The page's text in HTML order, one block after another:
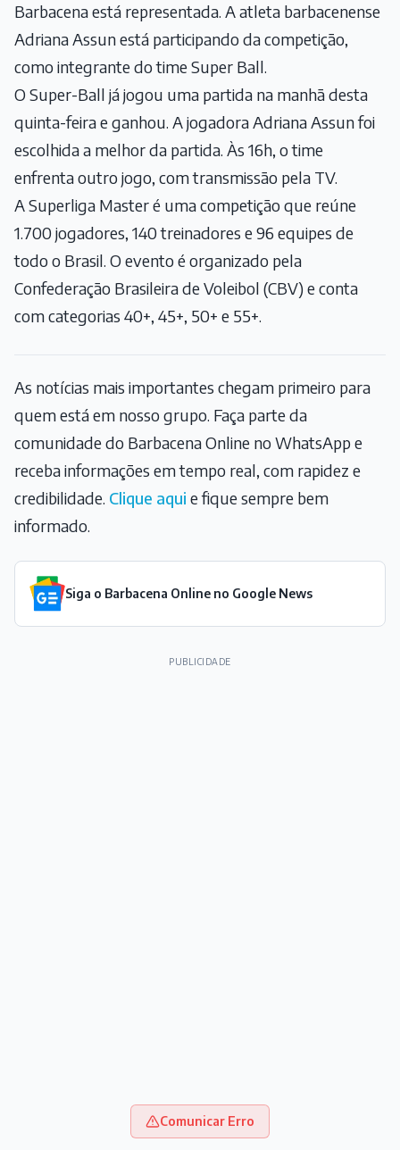
Barbacena está representada. A atleta barbacenense
Adriana Assun está participando da competição,
como integrante do time Super Ball.
O Super-Ball já jogou uma partida na manhã desta
quinta-feira e ganhou. A jogadora Adriana Assun foi
escolhida a melhor da partida. Às 16h, o time
enfrenta outro jogo, com transmissão pela TV.
A Superliga Master é uma competição que reúne
1.700 jogadores, 140 treinadores e 96 equipes de
todo o Brasil. O evento é organizado pela
Confederação Brasileira de Voleibol (CBV) e conta
com categorias 40+, 45+, 50+ e 55+.
As notícias mais importantes chegam primeiro para
quem está em nosso grupo. Faça parte da
comunidade do Barbacena Online no WhatsApp e
receba informações em tempo real, com rapidez e
credibilidade. Clique aqui e fique sempre bem
informado.
Siga o Barbacena Online no Google News
PUBLICIDADE
Comunicar Erro